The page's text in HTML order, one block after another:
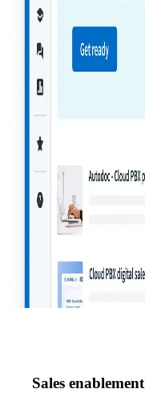
Sales